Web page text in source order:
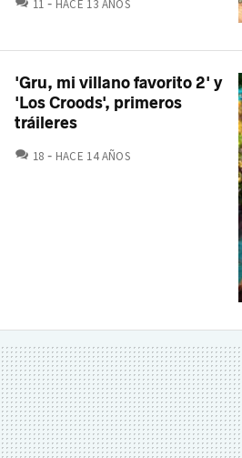
11 HACE 13 AÑOS
'Gru, mi villano favorito 2' y
'Los Croods', primeros
tráileres
18 COMENTARIOS
HACE 14 AÑOS